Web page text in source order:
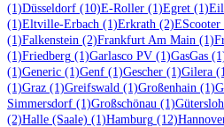
(1)Düsseldorf (10)E-Roller (1)Egret (1)
(1)Eltville-Erbach (1)Erkrath (2)EScooter
(1)Falkenstein (2)Frankfurt Am Main (1)
(1)Friedberg (1)Garlasco PV (1)GasGas
(1)Generic (1)Genf (1)Gescher (1)Gilera
(1)Graz (1)Greifswald (1)Großenhain (1)
Simmersdorf (1)Großschönau (1)Gütersloh
(2)Halle (Saale) (1)Hamburg (12)